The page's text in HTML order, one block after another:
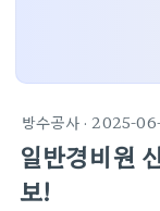
방수공사· 2025-
일반경비원
보!